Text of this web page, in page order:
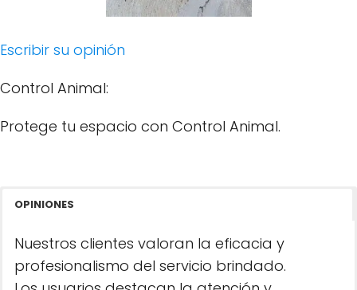
Escribir su opinión
Control Animal:
Protege tu espacio con Control Animal.
OPINIONES
Nuestros clientes valoran la eficacia y
profesionalismo del servicio brindado.